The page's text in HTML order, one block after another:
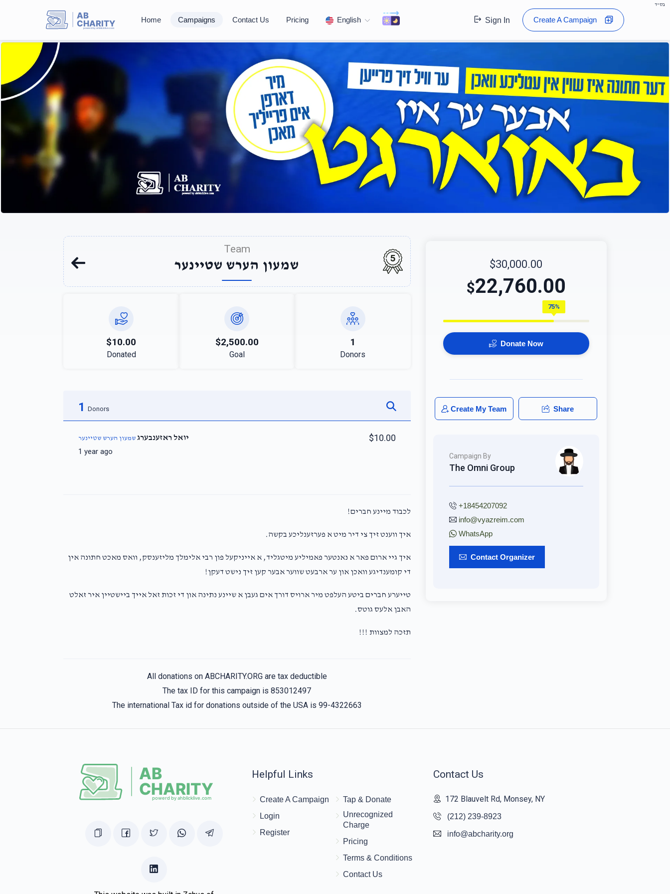
בס"ד
AB
CHARITY
powerd by ahblicklive.com
Home Campaigns Contact Us Pricing English Sign In Create A Campaign
Team
שמעון הערש שטיינער 5
$10.00
Donated
$2,500.00
Goal
1
Donors
1 Donors
יואל ראזענבערג שמעון הערש שטיינער
1 year ago
$10.00
לכבוד מיינע חברים!
איך ווענט זיך צי דיר מיט א פערזענליכע בקשה.
איך גיי ארום פאר א נאנטער פאמיליע מיטגליד, א אייניקעל פון רבי אלימלך מליזענסק, וואס מאכט חתונה אין
די קומענדיגע וואכן און ער ארבעט שווער אבער קען זיך נישט דעקן!
טייערע חברים ביטע העלפט מיר ארויס דורך אים געבן א שיינע נתינה און די זכות זאל אייך ביישטיין איר זאלט
האבן אלעס גוטס.
תזכה למצוות !!!
All donations on ABCHARITY.ORG are tax deductible
The tax ID for this campaign is 853012497
The international Tax id for donations outside of the USA is 99-4322663
$30,000.00
$22,760.00
75%
Donate Now
Create My Team Share
Campaign By
The Omni Group
+18454207092
info@vyazreim.com
WhatsApp
Contact Organizer
Helpful Links
Create A Campaign
Login
Register
Tap & Donate
Unrecognized
Charge
Pricing
Terms & Conditions
Contact Us
Contact Us
172 Blauvelt Rd, Monsey, NY
(212) 239-8923
info@abcharity.org